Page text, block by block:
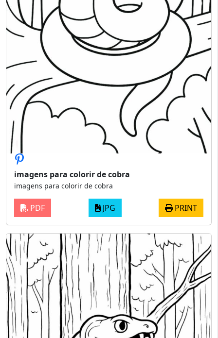
imagens para colorir de cobra
imagens para colorir de cobra
PDF JPG PRINT